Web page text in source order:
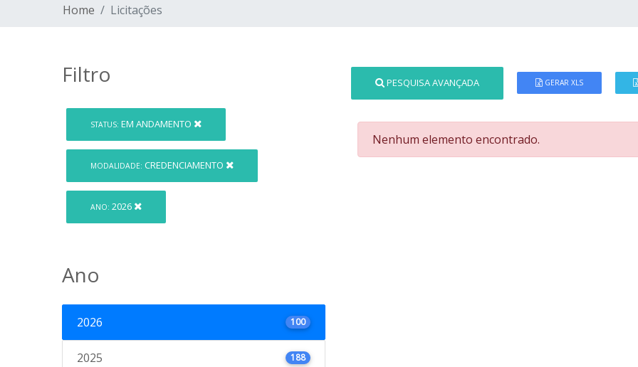
Home Licitações
Filtro
STATUS: EM ANDAMENTO
MODALIDADE: CREDENCIAMENTO
ANO: 2026
Ano
2026 100
2025 188
PESQUISA AVANÇADA GERAR XLS
Nenhum elemento encontrado.